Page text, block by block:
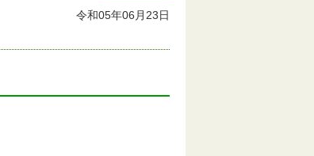
印刷する
令和05年06月23日